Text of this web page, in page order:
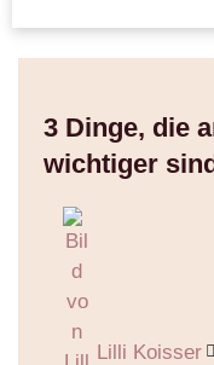
3 Dinge, die
wichtiger
Lilli Koisser